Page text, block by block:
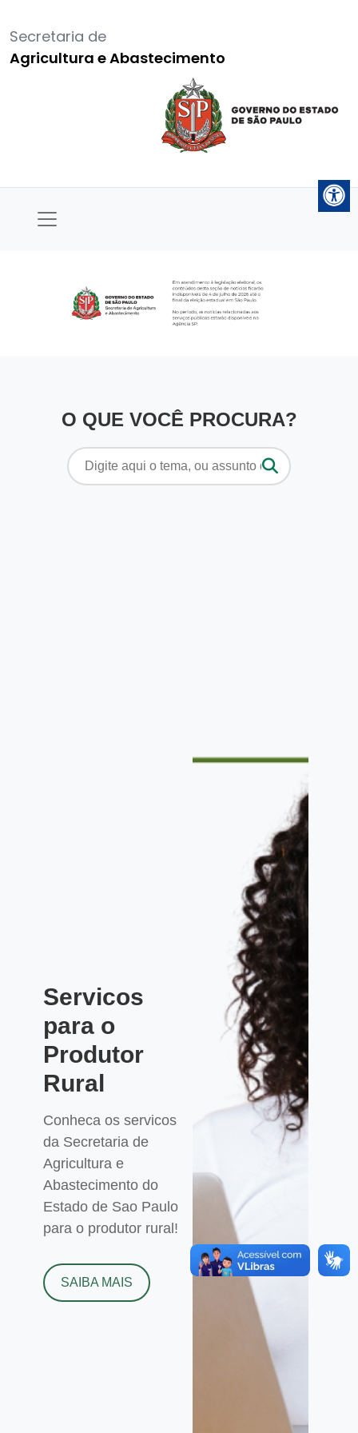
Secretaria de
Agricultura e Abastecimento
O QUE VOCÊ PROCURA?
Pesquisar
por:
Servicos
para o
Produtor
Rural
Conheca os servicos
da Secretaria de
Agricultura e
Abastecimento do
Estado de Sao Paulo
para o produtor rural!
SAIBA MAIS